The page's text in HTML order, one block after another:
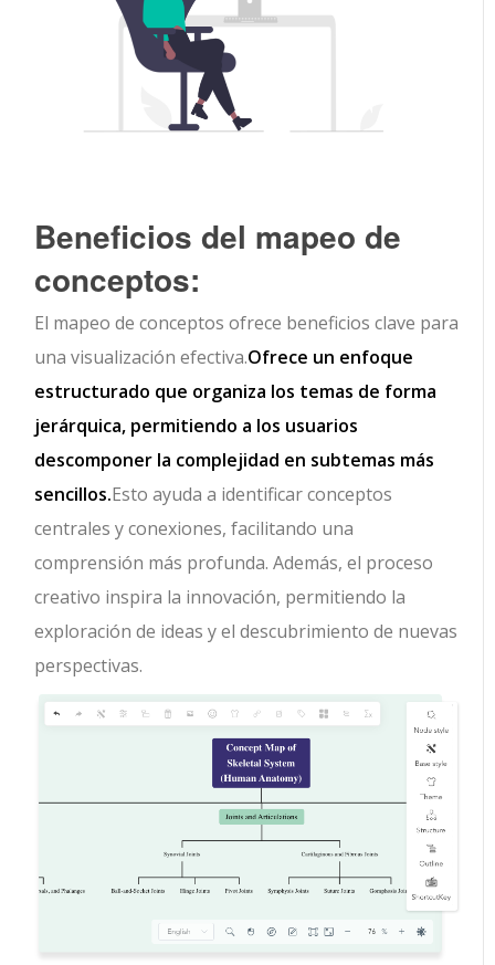
Beneficios del mapeo de
conceptos:
El mapeo de conceptos ofrece beneficios clave para
una visualización efectiva.Ofrece un enfoque
estructurado que organiza los temas de forma
jerárquica, permitiendo a los usuarios
descomponer la complejidad en subtemas más
sencillos.Esto ayuda a identificar conceptos
centrales y conexiones, facilitando una
comprensión más profunda. Además, el proceso
creativo inspira la innovación, permitiendo la
exploración de ideas y el descubrimiento de nuevas
perspectivas.